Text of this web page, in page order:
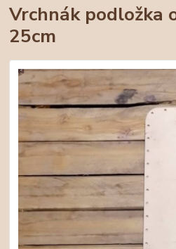
Vrchnák podložka
25cm